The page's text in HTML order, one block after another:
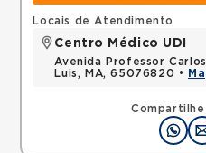
Locais de Atendimento
Centro Médico UDI
Avenida Professor
Luis, MA, 65076820 •